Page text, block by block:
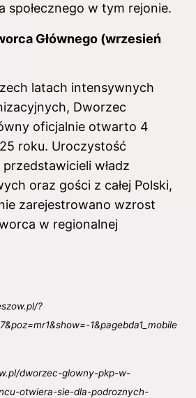
społecznego w tym rejonie.
Głównego (wrzesień
latach intensywnych
Dworzec
oficjalnie otwarto 4
roku. Uroczystość
przedstawicieli władz
oraz gości z całej Polski,
zarejestrowano wzrost
w regionalnej
?
1&pagebda1_mobile
dworzec-glowny-pkp-w-
otwiera-sie-dla-podroznych-